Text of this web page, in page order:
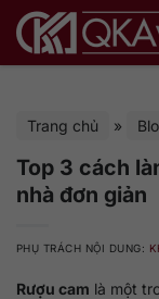
qua
Trang chủ »
Top 3 cách
nhà đơn giản
PHỤ TRÁCH NỘI DUNG:
Rượu cam là một